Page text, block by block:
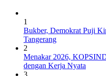
1
Bukber, Demokrat Puji
Tangerang
2
Menakar 2026,
dengan Kerja Nyata
3